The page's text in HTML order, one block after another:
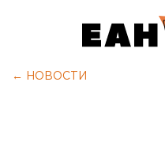
← НОВОСТИ